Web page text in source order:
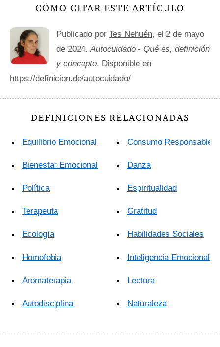
CÓMO CITAR ESTE ARTÍCULO
Publicado por Tes Nehuén, el 2 de mayo
de 2024.Autocuidado - Qué es, definición
y concepto. Disponible en
https://definicion.de/autocuidado/
DEFINICIONES RELACIONADAS
Equilibrio Emocional
Bienestar Emocional
Política
Terapeuta
Ecología
Homofobia
Aromaterapia
Autodisciplina
Consumo Responsable
Danza
Espiritualidad
Gratitud
Habilidades Sociales
Inteligencia Emocional
Lectura
Naturaleza